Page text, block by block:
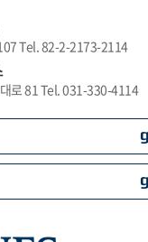
Tel. 82-2-2173-2114
로 81 Tel. 031-330-4114